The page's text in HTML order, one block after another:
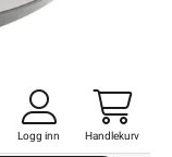
Logg inn Handlekurv